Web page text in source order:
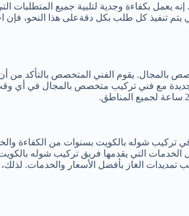
يعمل بكفاءة وجدية لتلبية جميع المتطلبات
تنفيذ كل طلب بكل دقةعلى هذا النحو، فإن
بالمجال. يقوم الفني المتخصص بالتأكد من
مع فني تركيب متخصص بالمجال في أي
في تركيب شوله بالكويت بسنوات من الكفاءة
التي يقدمها فريق تركيب شوله
بالإضافة إلى صيانة وتركيب تمديدات الغاز بأفضل